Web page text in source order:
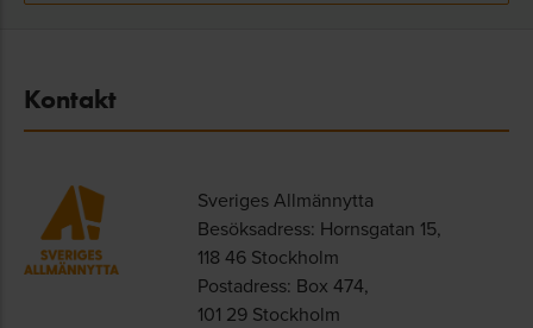
Kontakt
Sveriges Allmännytta
Besöksadress: Hornsgatan 15,
118 46 Stockholm
Postadress: Box 474,
101 29 Stockholm